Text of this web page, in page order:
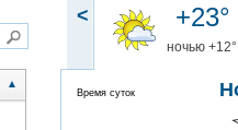
▲
< +23°
ночью +12°
Время суток